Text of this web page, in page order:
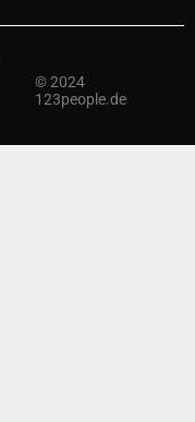
© 2024
123people.de